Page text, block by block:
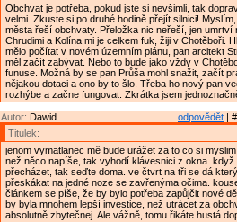
Obchvat je potřeba, pokud jste si nevšimli, tak
velmi. Zkuste si po druhé hodině přejít silnici!
města řeší obchvaty. Přeložka nic neřeší, jen umrtví
Chrudimi a Kolína mi je celkem fuk, žiji v Chotěboři.
mělo počítat v novém územním plánu, pan arcitekt
měl začít zabývat. Nebo to bude jako vždy v
funuse. Možná by se pan Průša mohl snažit, začít
nějakou dotaci a ono by to šlo. Třeba ho nový pan
rozhýbe a začne fungovat. Zkrátka jsem
odpovědět |
Autor: Dawid
Titulek:
jenom vymatlanec mě bude urážet za to co si
než něco napíše, tak vyhodí klávesnici z okna. když
přecházet, tak seďte doma. ve čtvrt na tři se dá
přeskákat na jedné noze se zavřenýma očima.
článkem se píše, že by bylo potřeba zapůjčit nové
by byla mnohem lepší investice, než utrácet za
absolutně zbytečnej. Ale vážně, tomu řikáte hustá